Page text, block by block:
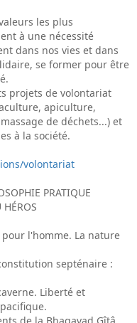
les plus
à une nécessité
dans nos vies et dans
se former pour être
projets de volontariat
apiculture,
de déchets...) et
à la société.
volontariat
PRATIQUE
l'homme. La nature
septénaire :
Liberté et
de la Bhagavad Gîtâ.